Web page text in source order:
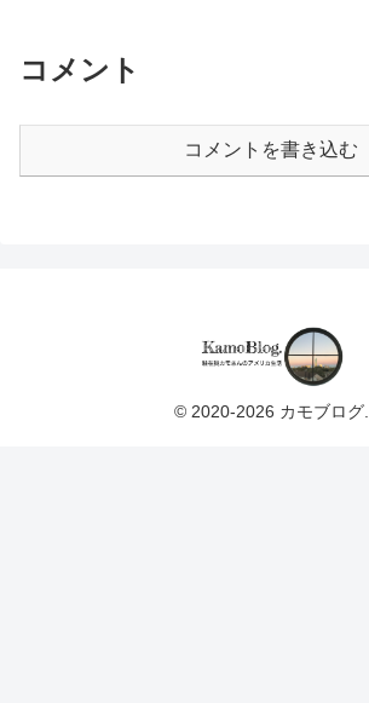
コメント
コメントを書き込む
© 2020-2026 カモブログ.